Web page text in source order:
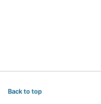
Back to top